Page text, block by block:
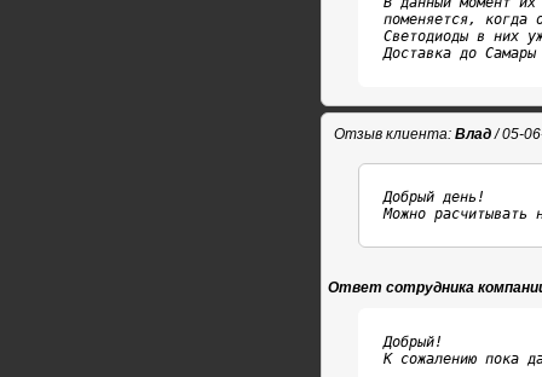
поменяется, когда
Светодиоды в них
Доставка до
Отзыв клиента: Влад/ 05-
Добрый день!
Можно
Ответ сотрудника
Добрый!
К сожалению пока